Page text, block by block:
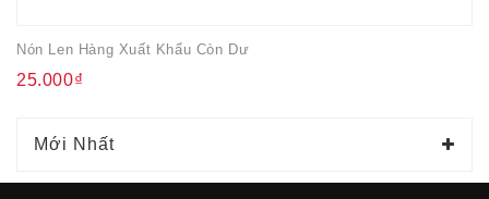
Nón Len Hàng Xuất Khẩu Còn Dư
25.000₫
Mới Nhất